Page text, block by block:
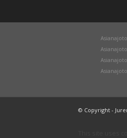
© Copyright -